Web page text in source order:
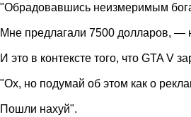
"Обрадовавшись неизмеримым
Мне предлагали 7500 долларов, —
И это в контексте того, что GTA
"Ох, но подумай об этом как о
Пошли нахуй".